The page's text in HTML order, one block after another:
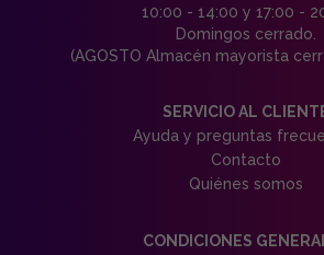
10:00 - 14:00 y 17:00 -
Domingos cerrado.
(AGOSTO Almacén mayorista
SERVICIO AL
Ayuda y preguntas
Contacto
Quiénes somos
CONDICIONES